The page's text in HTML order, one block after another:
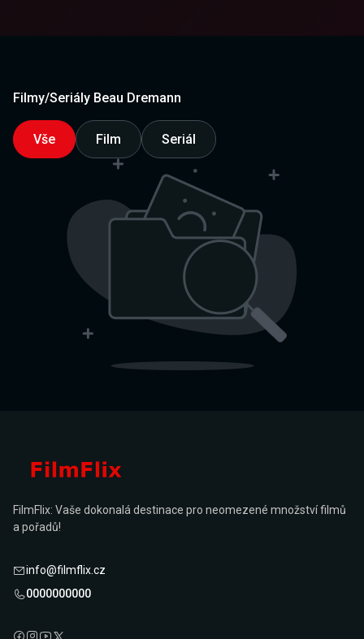
Filmy/Seriály Beau Dremann
Vše Film Seriál
FilmFlix: Vaše dokonalá destinace pro neomezené množství filmů
a pořadů!
info@filmflix.cz
0000000000